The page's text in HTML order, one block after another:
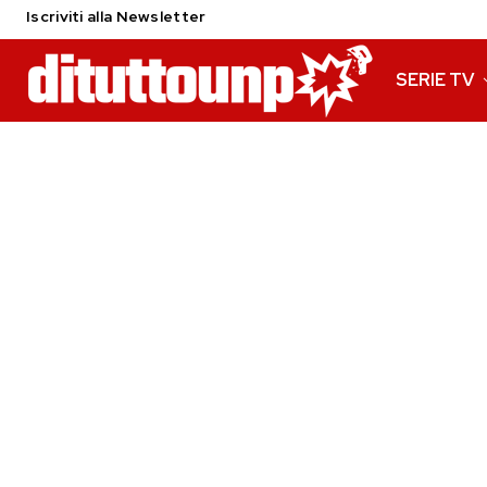
Iscriviti alla Newsletter
SERIE TV